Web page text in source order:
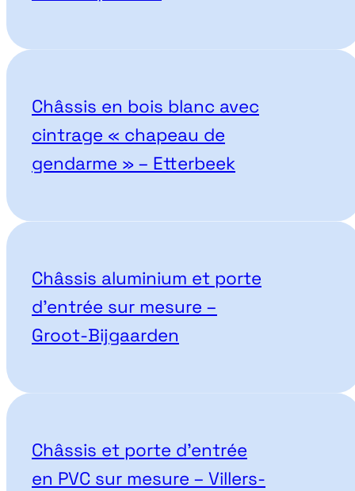
Châssis en bois blanc avec
cintrage « chapeau de
gendarme » – Etterbeek
Châssis aluminium et porte
d’entrée sur mesure –
Groot-Bijgaarden
Châssis et porte d’entrée
en PVC sur mesure – Villers-